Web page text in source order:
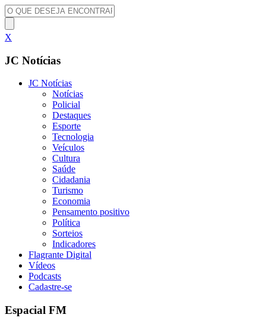
X
JC Notícias
JC Notícias
Notícias
Policial
Destaques
Esporte
Tecnologia
Veículos
Cultura
Saúde
Cidadania
Turismo
Economia
Pensamento positivo
Política
Sorteios
Indicadores
Flagrante Digital
Vídeos
Podcasts
Cadastre-se
Espacial FM